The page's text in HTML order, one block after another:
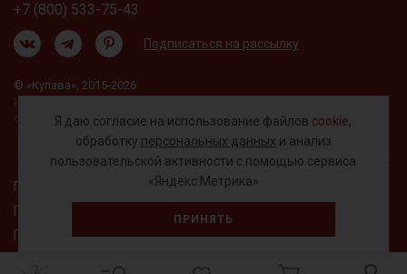
Я даю согласие на использование файлов cookie,
обработку персональных данных и анализ
пользовательской активности с помощью сервиса
«Яндекс.Метрика»
ПРИНЯТЬ
+7 (800) 533-75-43
Подписаться на рассылку
© «Купава», 2015-2026
офертой.
Правовая информация
Политика обработки персональных данных
Пользовательское соглашение